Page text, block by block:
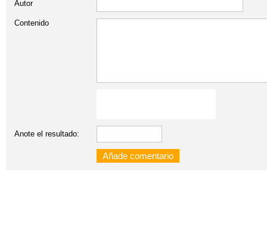
Autor
Contenido
Anote el resultado: